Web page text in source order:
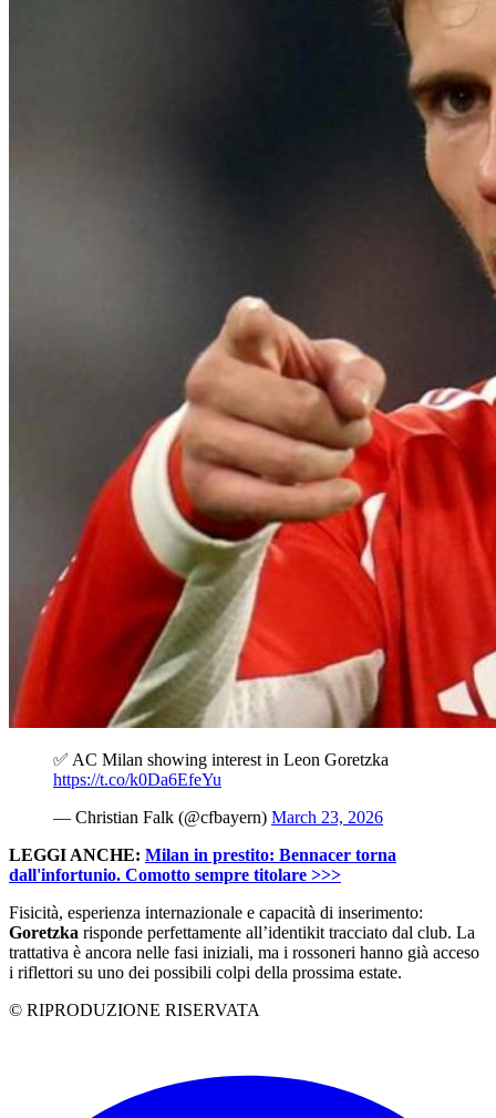
✅ AC Milan showing interest in Leon Goretzka
https://t.co/k0Da6EfeYu
— Christian Falk (@cfbayern) March 23, 2026
LEGGI ANCHE: Milan in prestito: Bennacer torna
dall'infortunio. Comotto sempre titolare >>>
Fisicità, esperienza internazionale e capacità di inserimento:
Goretzka risponde perfettamente all’identikit tracciato dal club. La
trattativa è ancora nelle fasi iniziali, ma i rossoneri hanno già acceso
i riflettori su uno dei possibili colpi della prossima estate.
© RIPRODUZIONE RISERVATA